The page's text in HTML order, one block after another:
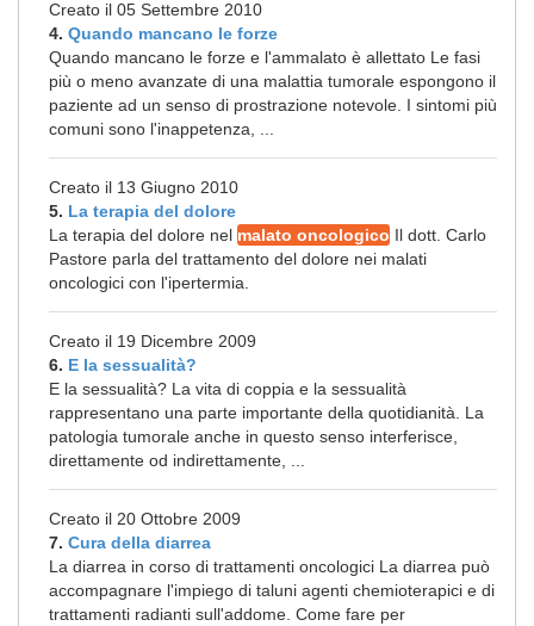
Creato il 05 Settembre 2010
4. Quando mancano le forze
Quando mancano le forze e l'ammalato è allettato Le fasi
più o meno avanzate di una malattia tumorale espongono il
paziente ad un senso di prostrazione notevole. I sintomi più
comuni sono l'inappetenza, ...
Creato il 13 Giugno 2010
5. La terapia del dolore
La terapia del dolore nel malato oncologico Il dott. Carlo
Pastore parla del trattamento del dolore nei malati
oncologici con l'ipertermia.
Creato il 19 Dicembre 2009
6. E la sessualità?
E la sessualità? La vita di coppia e la sessualità
rappresentano una parte importante della quotidianità. La
patologia tumorale anche in questo senso interferisce,
direttamente od indirettamente, ...
Creato il 20 Ottobre 2009
7. Cura della diarrea
La diarrea in corso di trattamenti oncologici La diarrea può
accompagnare l'impiego di taluni agenti chemioterapici e di
trattamenti radianti sull'addome. Come fare per